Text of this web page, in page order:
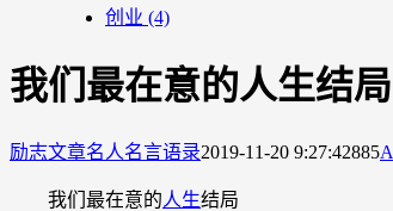
创业 (4)
我们最在意的人生结局
励志文章名人名言语录2019-11-20 9:27:42885A
我们最在意的人生结局